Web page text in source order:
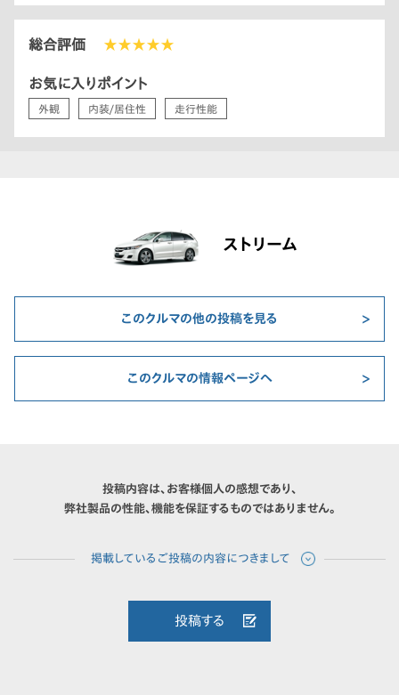
総合評価 ★★★★★
お気に入りポイント
外観 内装/居住性 走行性能
ストリーム
このクルマの他の投稿を見る
このクルマの情報ページへ
投稿内容は、お客様個人の感想であり、
弊社製品の性能、機能を保証するものではありません。
投稿する